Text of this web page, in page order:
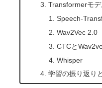
Transformerモ
Speech-
Wav2Vec 2.0
CTCと
Whisper
学習の振り返り